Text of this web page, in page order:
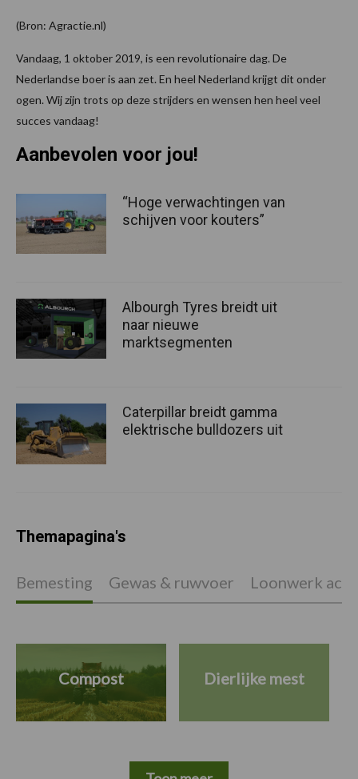
(Bron: Agractie.nl)
Vandaag, 1 oktober 2019, is een revolutionaire dag. De
Nederlandse boer is aan zet. En heel Nederland krijgt dit onder
ogen. Wij zijn trots op deze strijders en wensen hen heel veel
succes vandaag!
Aanbevolen voor jou!
“Hoge verwachtingen van
schijven voor kouters”
Albourgh Tyres breidt uit
naar nieuwe
marktsegmenten
Caterpillar breidt gamma
elektrische bulldozers uit
Themapagina's
Bemesting Gewas & ruwvoer Loonwerk
Compost Dierlijke mest